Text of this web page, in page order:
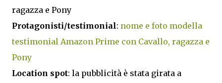
ragazza e Pony
Protagonisti/testimonial: nome e foto modella
testimonial Amazon Prime con Cavallo, ragazza e
Pony
Location spot: la pubblicità è stata girata a